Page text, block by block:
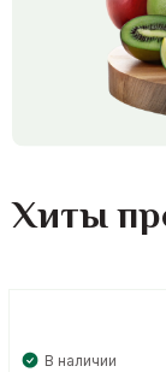
Хиты
В наличии